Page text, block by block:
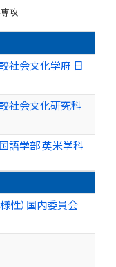
攻
社会文化学府 日
社会文化研究科
語学部 英米学科
性）国内委員会